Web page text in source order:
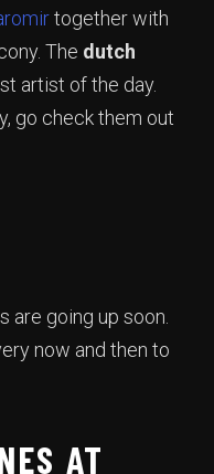
together with
The dutch
artist of the day.
go check them out
are going up soon.
now and then to
AT